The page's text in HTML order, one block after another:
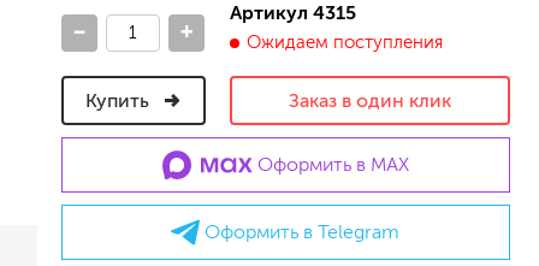
фактурные краски
для металла (по ржавчине)
эмали универсальные
резиновая краска
аэрозольные (в баллончиках)
- +
Артикул 4315
Ожидаем поступления
Купить Заказ в один клик
Оформить в MAX
Оформить в Telegram